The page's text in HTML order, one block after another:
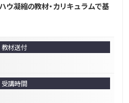
ウ凝縮の教材・カリキュラムで基
教材送付
受講時間